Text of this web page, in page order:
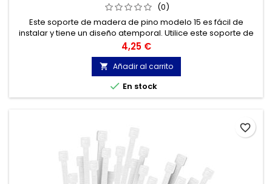
(0)
Este soporte de madera de pino modelo 15 es fácil de
instalar y tiene un diseño atemporal. Utilice este soporte de
madera para crear espacio de almacenamiento adicional
en toda la casa.
Precio
4,25 €
 Añadir al carrito
 En stock
favorite_border